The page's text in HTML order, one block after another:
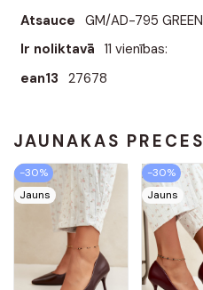
Atsauce GM/AD-795 GREEN
Ir noliktavā 11 vienības:
ean13 27678
JAUNĀKĀS PRECES
-30%
Jauns
-30%
Jauns